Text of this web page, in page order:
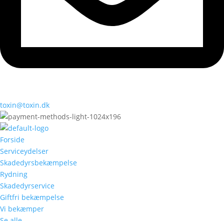
toxin@toxin.dk
Forside
Serviceydelser
Skadedyrsbekæmpelse
Rydning
Skadedyrservice
Giftfri bekæmpelse
Vi bekæmper